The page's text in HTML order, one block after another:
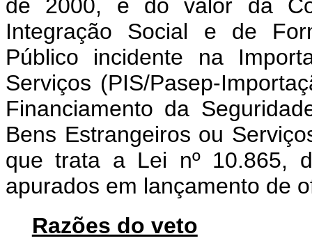
de 2000, e do valor da
Integração Social e de
Público incidente na
Serviços (PIS/Pasep-
Financiamento da
Bens Estrangeiros ou
que trata a Lei nº 10.865,
apurados em lançamento de
Razões do veto